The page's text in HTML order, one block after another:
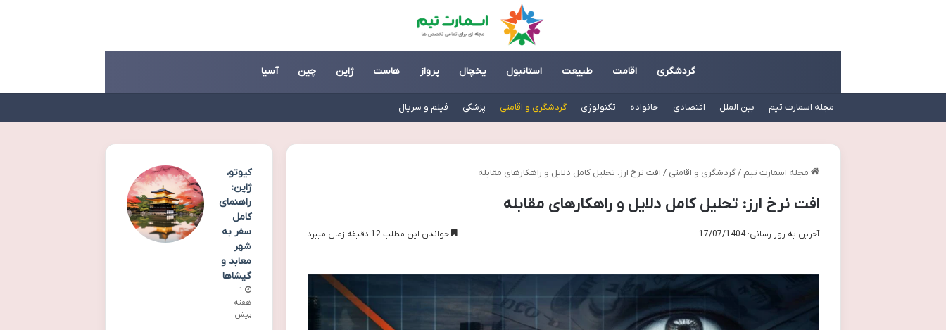
گردشگری اقامت طبیعت استانبول یخچال پرواز هاست ژاپن چین آسیا
مجله اسمارت تیم بین الملل اقتصادی خانواده تکنولوژی گردشگری و اقامتی پزشکی فیلم و سریال
مجله اسمارت تیم / گردشگری و اقامتی / افت نرخ ارز: تحلیل کامل دلایل و راهکارهای مقابله
افت نرخ ارز: تحلیل کامل دلایل و راهکارهای مقابله
آخرین به روز رسانی: 17/07/1404 خواندن این مطلب 12 دقیقه زمان میبرد
کیوتو،
ژاپن:
راهنمای
کامل
سفر به
شهر
معابد و
گیشاها
1
هفته
پیش